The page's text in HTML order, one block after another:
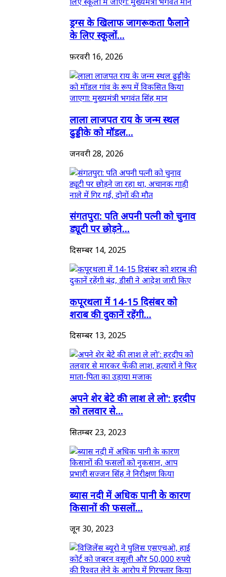
ड्रग्स के खिलाफ जागरूकता फैलाने
के लिए स्कूलों...
फ़रवरी 16, 2026
लाला लाजपत राय के जन्म स्थल
ढुड्डीके को मॉडल...
जनवरी 28, 2026
संगतपुरा: पति अपनी पत्नी को चुनाव
ड्यूटी पर छोड़ने...
दिसम्बर 14, 2025
कपूरथला में 14-15 दिसंबर को
शराब की दुकानें रहेंगी...
दिसम्बर 13, 2025
अपने शेर बेटे की लाश ले लो': हरदीप
को तलवार से...
सितम्बर 23, 2023
ब्यास नदी में अधिक पानी के कारण
किसानों की फसलों...
जून 30, 2023